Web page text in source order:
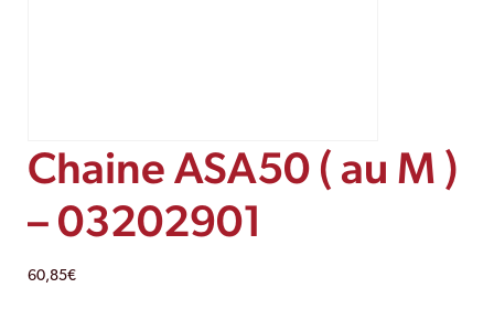
Chaine ASA50 ( au M )
– 03202901
60,85€